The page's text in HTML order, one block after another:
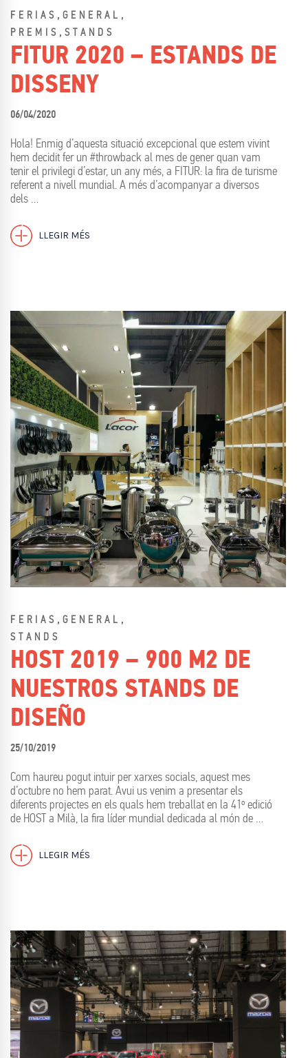
FERIAS , GENERAL ,
PREMIS , STANDS
FITUR 2020 – ESTANDS DE
DISSENY
06/04/2020
Hola! Enmig d’aquesta situació excepcional que estem vivint
hem decidit fer un #throwback al mes de gener quan vam
tenir el privilegi d’estar, un any més, a FITUR: la fira de turisme
referent a nivell mundial. A més d’acompanyar a diversos
dels …
LLEGIR MÉS
FERIAS , GENERAL ,
STANDS
HOST 2019 – 900 M2 DE
NUESTROS STANDS DE
DISEÑO
25/10/2019
Com haureu pogut intuir per xarxes socials, aquest mes
d’octubre no hem parat. Avui us venim a presentar els
diferents projectes en els quals hem treballat en la 41º edició
de HOST a Milà, la fira líder mundial dedicada al món de …
LLEGIR MÉS